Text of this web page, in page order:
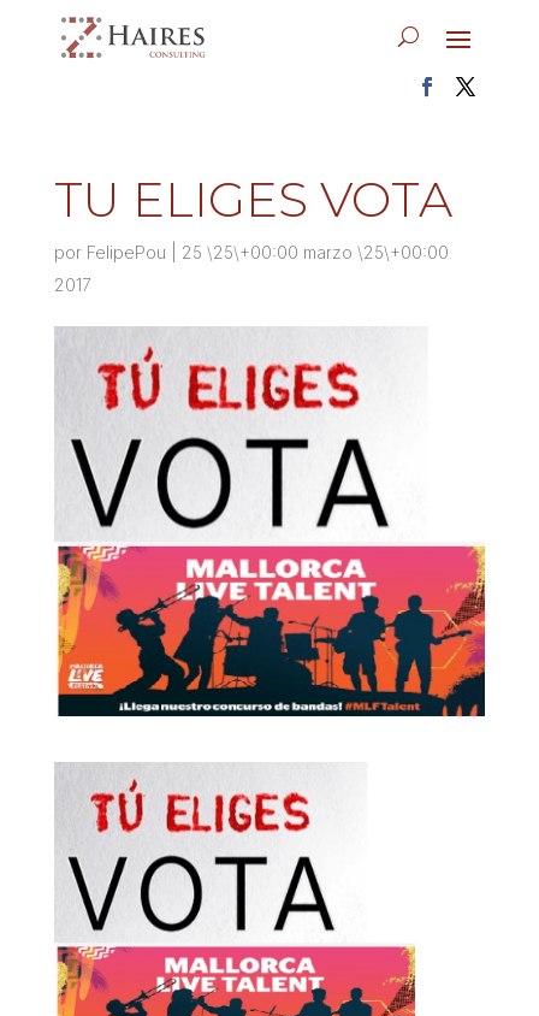
TU ELIGES VOTA
por FelipePou
25 \25\+00:00 marzo \25\+00:00
2017